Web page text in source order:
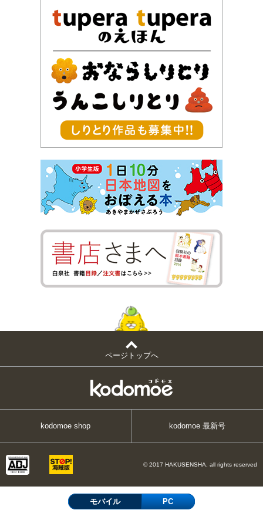
ページトップへ
kodomoe shop kodomoe 最新号
© 2017 HAKUSENSHA, all rights reserved
モバイル PC